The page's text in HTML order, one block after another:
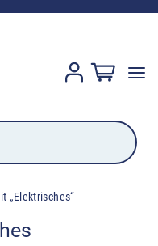
„Elektrisches“